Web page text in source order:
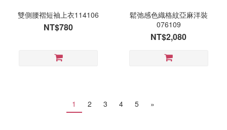
雙側腰褶短袖上衣114106
NT$780
鬆弛感色織格紋亞麻洋裝
076109
NT$2,080
1 2 3 4 5 »